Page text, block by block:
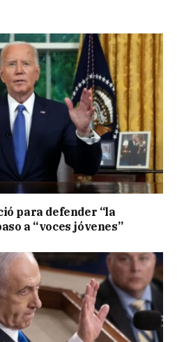
para defender “la
a “voces jóvenes”